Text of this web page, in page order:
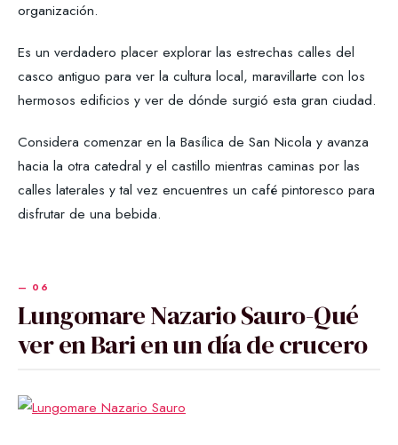
organización.
Es un verdadero placer explorar las estrechas calles del
casco antiguo para ver la cultura local, maravillarte con los
hermosos edificios y ver de dónde surgió esta gran ciudad.
Considera comenzar en la Basílica de San Nicola y avanza
hacia la otra catedral y el castillo mientras caminas por las
calles laterales y tal vez encuentres un café pintoresco para
disfrutar de una bebida.
Lungomare Nazario Sauro-Qué
ver en Bari en un día de crucero